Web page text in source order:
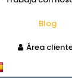
Blog
Área